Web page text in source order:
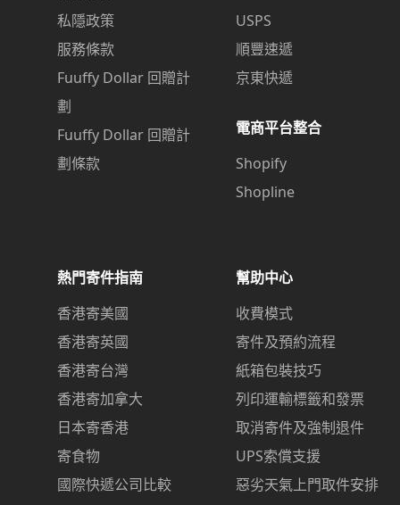
私隱政策
服務條款
Fuuffy Dollar 回贈計
劃
Fuuffy Dollar 回贈計
劃條款
USPS
順豐速遞
京東快遞
電商平台整合
Shopify
Shopline
熱門寄件指南
香港寄美國
香港寄英國
香港寄台灣
香港寄加拿大
日本寄香港
寄食物
國際快遞公司比較
幫助中心
收費模式
寄件及預約流程
紙箱包裝技巧
列印運輸標籤和發票
取消寄件及強制退件
UPS索償支援
惡劣天氣上門取件安排